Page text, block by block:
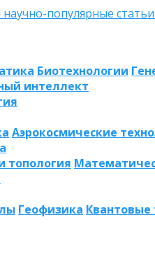
Биотехнологии
интеллект
Аэрокосмические
топология
Геофизика Квантовые